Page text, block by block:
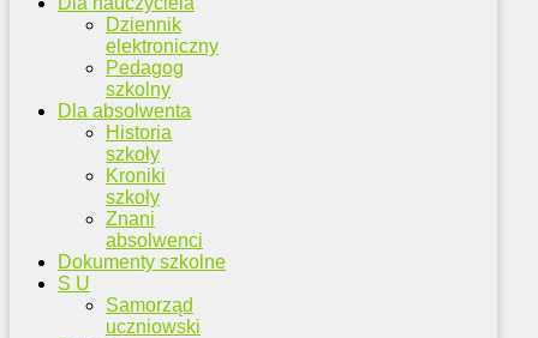
Dziennik
elektroniczny
Pedagog
szkolny
Dla absolwenta
Historia
szkoły
Kroniki
szkoły
Znani
absolwenci
Dokumenty szkolne
S U
Samorząd
uczniowski